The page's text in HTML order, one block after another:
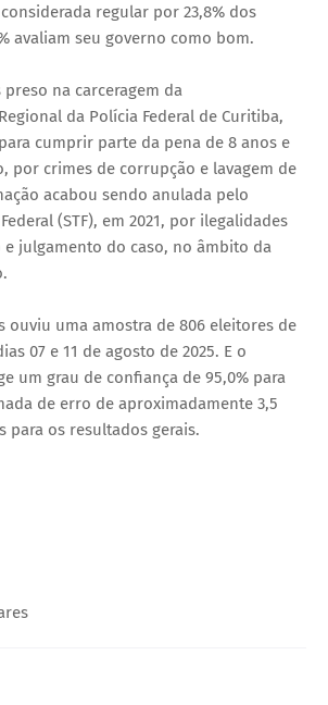
regular por 23,8% dos
avaliam seu governo como bom.
preso na carceragem da
da Polícia Federal de Curitiba,
cumprir parte da pena de 8 anos e
por crimes de corrupção e lavagem de
acabou sendo anulada pelo
(STF), em 2021, por ilegalidades
e julgamento do caso, no âmbito da
ouviu uma amostra de 806 eleitores de
07 e 11 de agosto de 2025. E o
um grau de confiança de 95,0% para
de erro de aproximadamente 3,5
para os resultados gerais.